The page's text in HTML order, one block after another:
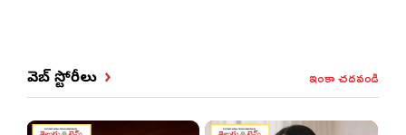
వెబ్ స్టోరీలు ఇంకా చదవండి